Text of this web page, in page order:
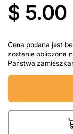
$ 5.00
Cena podana jest
zostanie obliczona
Państwa